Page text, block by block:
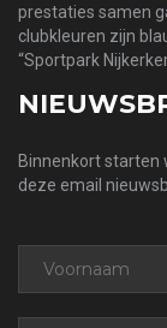
prestaties samen
clubkleuren zijn
“Sportpark
Binnenkort starten
deze email